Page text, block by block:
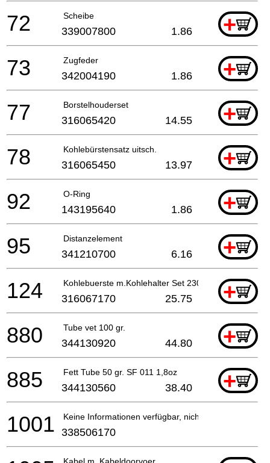
Scheibe +
72 339007800 1.86
Zugfeder +
73 342004190 1.86
Borstelhouderset +
77 316065420 14.55
Kohlebürstensatz uitsch. +
78 316065450 13.97
O-Ring +
92 143195640 1.86
Distanzelement +
95 341210700 6.16
Kohlebuerste m.Kohlehalter Set 230V +
124 316067170 25.75
Tube vet 100 gr. +
880 344130920 44.80
Fett Tube 50 gr. SF 011 1,8oz +
885 344130560 38.40
Keine Informationen verfügbar, nicht bestellbar
1001 338506170